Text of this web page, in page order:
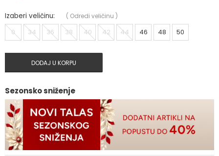
Izaberi veličinu: ( Odredi veličinu )
0 34 36 38 40 42 44 46 48 50
DODAJ U KORPU
Sezonsko sniženje